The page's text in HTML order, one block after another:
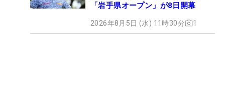
「岩手県オープン」が8日開幕
2026年8月5日 (水) 11時30分 1